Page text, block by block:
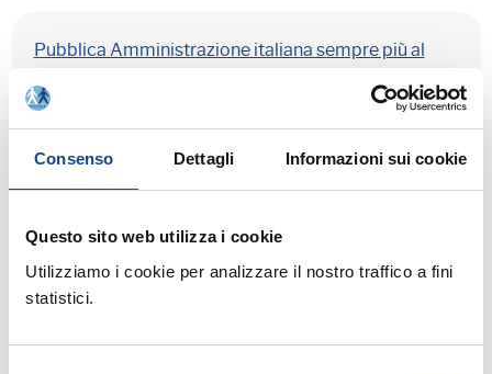
Consenso Dettagli Informazioni sui cookie
Questo sito web utilizza i cookie
Utilizziamo i cookie per analizzare il nostro traffico a fini
statistici.
Pubblica Amministrazione italiana sempre più al
femminile: il 60% è donna
TXT Public Sector, un hub per la digitalizzazione